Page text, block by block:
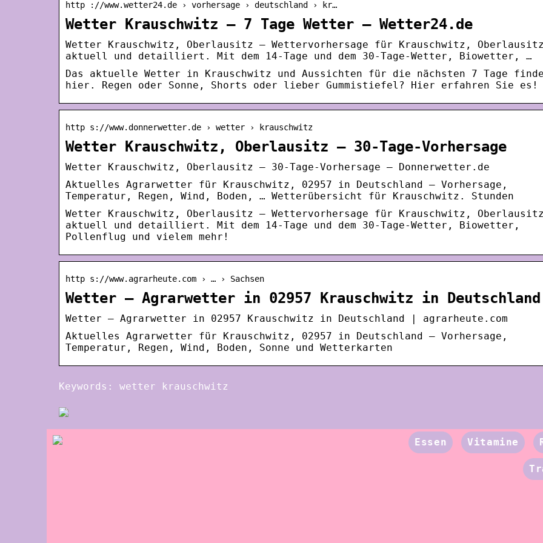
http ://www.wetter24.de › vorhersage › deutschland › kr…
Wetter Krauschwitz – 7 Tage Wetter – Wetter24.de
Wetter Krauschwitz, Oberlausitz – Wettervorhersage für Krauschwitz, Oberlausitz
aktuell und detailliert. Mit dem 14-Tage und dem 30-Tage-Wetter, Biowetter, …
Das aktuelle Wetter in Krauschwitz und Aussichten für die nächsten 7 Tage
hier. Regen oder Sonne, Shorts oder lieber Gummistiefel? Hier erfahren Sie es!
http s://www.donnerwetter.de › wetter › krauschwitz
Wetter Krauschwitz, Oberlausitz – 30-Tage-Vorhersage
Wetter Krauschwitz, Oberlausitz – 30-Tage-Vorhersage – Donnerwetter.de
Aktuelles Agrarwetter für Krauschwitz, 02957 in Deutschland – Vorhersage,
Temperatur, Regen, Wind, Boden, … Wetterübersicht für Krauschwitz. Stunden
Wetter Krauschwitz, Oberlausitz – Wettervorhersage für Krauschwitz, Oberlausitz
aktuell und detailliert. Mit dem 14-Tage und dem 30-Tage-Wetter, Biowetter,
Pollenflug und vielem mehr!
http s://www.agrarheute.com › … › Sachsen
Wetter – Agrarwetter in 02957 Krauschwitz in Deutschland
Wetter – Agrarwetter in 02957 Krauschwitz in Deutschland | agrarheute.com
Aktuelles Agrarwetter für Krauschwitz, 02957 in Deutschland – Vorhersage,
Temperatur, Regen, Wind, Boden, Sonne und Wetterkarten
Keywords: wetter krauschwitz
Essen Vitamine